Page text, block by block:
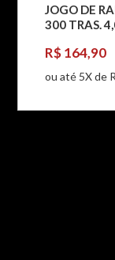
JOGO DE
300 TRAS.
R$ 164,90
ou até 5X de